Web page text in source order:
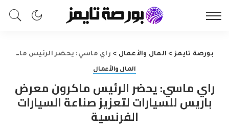
بورصة تايمز> المال والأعمال > راي ماسي: يحضر الرئيس ماكرون معرض باريس للسيارات لتعزيز صناعة السيارات الفرنسية
المال والأعمال
راي ماسي: يحضر الرئيس ماكرون معرض
باريس للسيارات لتعزيز صناعة السيارات
الفرنسية